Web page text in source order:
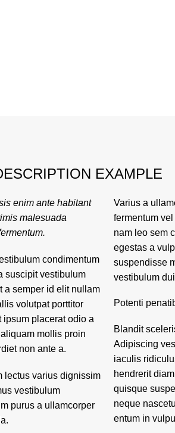
EXAMPLE
enim ante habitant
malesuada
condimentum
suscipit vestibulum
a semper id elit nullam
volutpat porttitor
ipsum placerat odio a
mollis proin
non ante a.
lectus varius dignissim
vestibulum
purus a ullamcorper
Varius a
fermentum
nam leo sem
egestas a
suspendisse
vestibulum
Potenti
Blandit
Adipiscing
iaculis
hendrerit
quisque
neque
entum in